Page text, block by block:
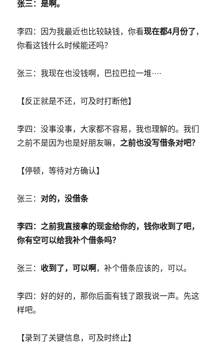
张三： 是啊。
李四：因为我最近也比较缺钱，你看现在都4月份了，
你看这钱什么时候能还吗？
张三：我现在也没钱啊，巴拉巴拉一堆····
【反正就是不还，可及时打断他】
李四：没事没事，大家都不容易，我也理解的。我们
之前不是因为也是好朋友嘛， 之前也没写借条对吧？
【停顿，等待对方确认】
张三： 对的，没借条
李四：之前我直接拿的现金给你的，钱你收到了吧，
你有空可以给我补个借条吗？
张三： 收到了，可以啊，补个借条应该的，可以。
李四：好的好的，那你后面有钱了跟我说一声。先这
样吧。
【录到了关键信息，可及时终止】